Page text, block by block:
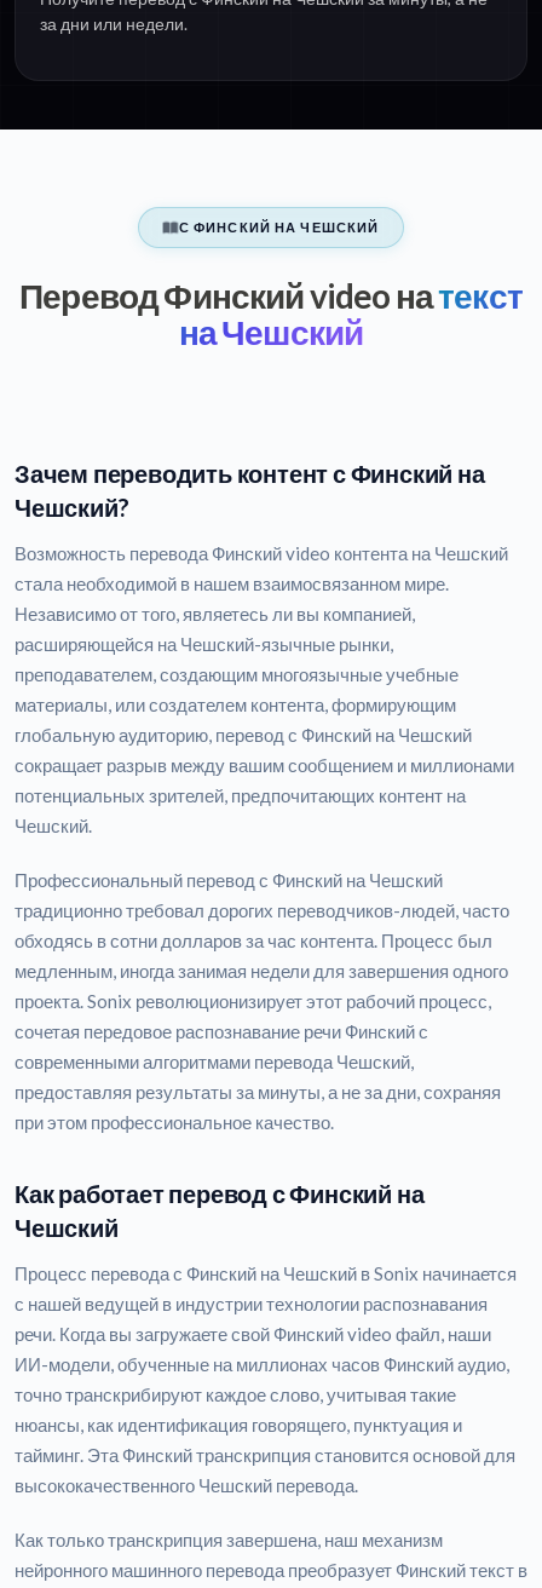
за дни или недели.
С ФИНСКИЙ НА ЧЕШСКИЙ
Перевод Финский video натекст
на Чешский
Зачем переводить контент с Финский на
Чешский?
Возможность перевода Финский video контента на Чешский
стала необходимой в нашем взаимосвязанном мире.
Независимо от того, являетесь ли вы компанией,
расширяющейся на Чешский-язычные рынки,
преподавателем, создающим многоязычные учебные
материалы, или создателем контента, формирующим
глобальную аудиторию, перевод с Финский на Чешский
сокращает разрыв между вашим сообщением и миллионами
потенциальных зрителей, предпочитающих контент на
Чешский.
Профессиональный перевод с Финский на Чешский
традиционно требовал дорогих переводчиков-людей, часто
обходясь в сотни долларов за час контента. Процесс был
медленным, иногда занимая недели для завершения одного
проекта. Sonix революционизирует этот рабочий процесс,
сочетая передовое распознавание речи Финский с
современными алгоритмами перевода Чешский,
предоставляя результаты за минуты, а не за дни, сохраняя
при этом профессиональное качество.
Как работает перевод с Финский на
Чешский
Процесс перевода с Финский на Чешский в Sonix начинается
с нашей ведущей в индустрии технологии распознавания
речи. Когда вы загружаете свой Финский video файл, наши
ИИ-модели, обученные на миллионах часов Финский аудио,
точно транскрибируют каждое слово, учитывая такие
нюансы, как идентификация говорящего, пунктуация и
тайминг. Эта Финский транскрипция становится основой для
высококачественного Чешский перевода.
Как только транскрипция завершена, наш механизм
нейронного машинного перевода преобразует Финский текст в